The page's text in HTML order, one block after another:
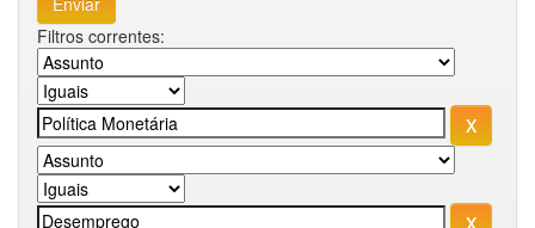
Filtros correntes: